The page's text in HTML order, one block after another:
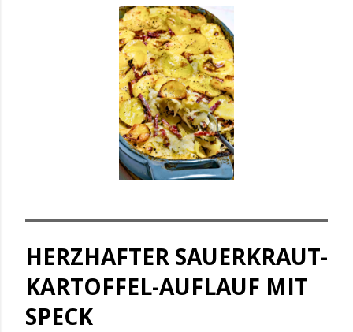
HERZHAFTER SAUERKRAUT-
KARTOFFEL-AUFLAUF MIT
SPECK